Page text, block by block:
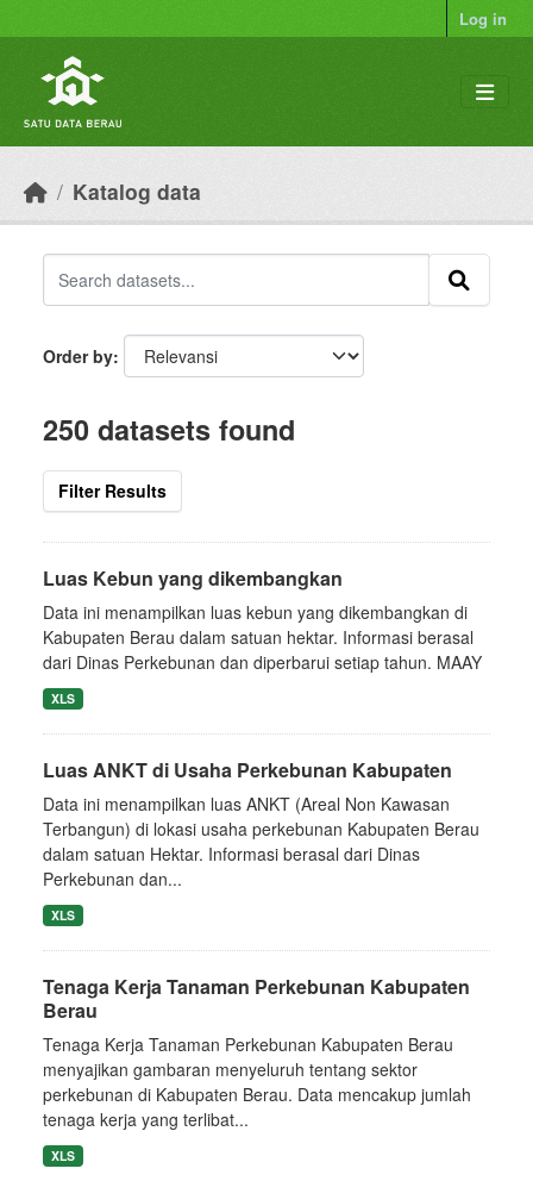
Log in
Katalog data
Order by
250 datasets found
Filter Results
Luas Kebun yang dikembangkan
Data ini menampilkan luas kebun yang dikembangkan di
Kabupaten Berau dalam satuan hektar. Informasi berasal
dari Dinas Perkebunan dan diperbarui setiap tahun. MAAY
XLS
Luas ANKT di Usaha Perkebunan Kabupaten
Data ini menampilkan luas ANKT (Areal Non Kawasan
Terbangun) di lokasi usaha perkebunan Kabupaten Berau
dalam satuan Hektar. Informasi berasal dari Dinas
Perkebunan dan...
XLS
Tenaga Kerja Tanaman Perkebunan Kabupaten
Berau
Tenaga Kerja Tanaman Perkebunan Kabupaten Berau
menyajikan gambaran menyeluruh tentang sektor
perkebunan di Kabupaten Berau. Data mencakup jumlah
tenaga kerja yang terlibat...
XLS